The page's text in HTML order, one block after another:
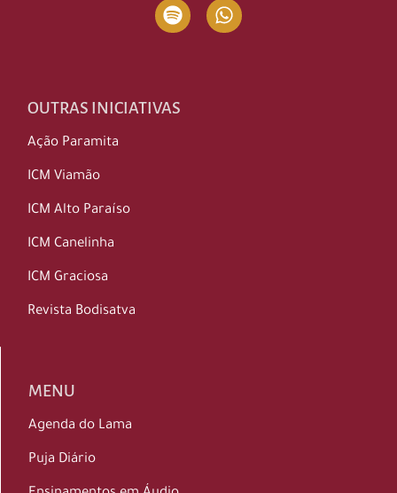
OUTRAS INICIATIVAS
Ação Paramita
ICM Viamão
ICM Alto Paraíso
ICM Canelinha
ICM Graciosa
Revista Bodisatva
MENU
Agenda do Lama
Puja Diário